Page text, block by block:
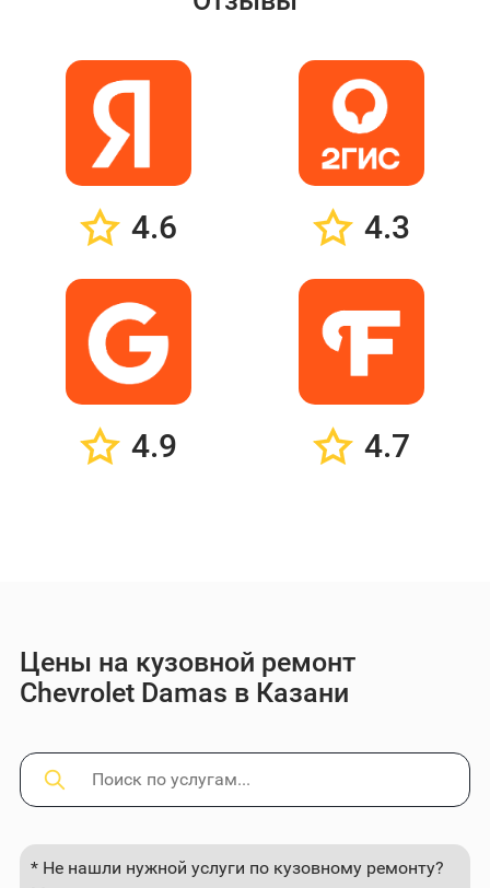
4.6 4.3
4.9 4.7
Цены на кузовной ремонт
Chevrolet Damas в Казани
* Не нашли нужной услуги по кузовному ремонту?